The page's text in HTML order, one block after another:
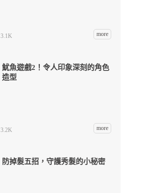
3.1K more
魷魚遊戲2！令人印象深刻的角色
造型
3.2K more
防掉髮五招，守護秀髮的小秘密